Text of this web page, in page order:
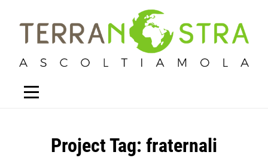
Project Tag: fraternali